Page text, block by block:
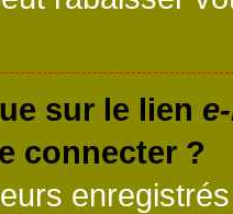
sur le lien
connecter ?